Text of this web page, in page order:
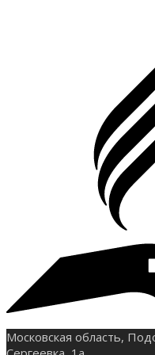
Московская область,